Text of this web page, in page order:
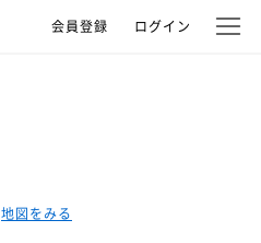
会員登録 ログイン
地図をみる